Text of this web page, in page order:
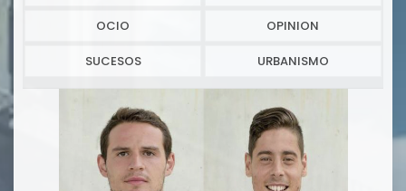
OCIO OPINION
SUCESOS URBANISMO